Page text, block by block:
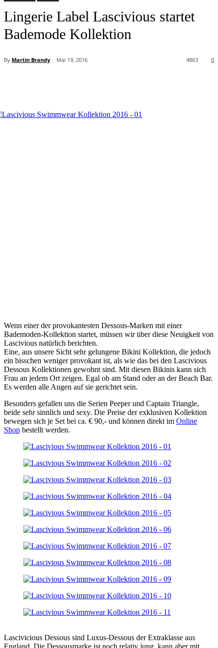
Lingerie Label Lascivious startet
Bademode Kollektion
By Martin Brandy Mai 19, 2016 0
4863
Wenn einer der provokantesten Dessous-Marken mit einer
Bademoden-Kollektion startet, müssen wir über diese Neuigkeit von
Lascivious natürlich berichten.
Eine, aus unsere Sicht sehr gelungene Bikini Kollektion, die jedoch
ein bisschen weniger provokant ist, als wie das bei den Lascivious
Dessous Kollektionen gewohnt sind. Mit diesen Bikinis kann sich
Frau an jedem Ort zeigen. Egal ob am Stand oder an der Beach Bar.
Es werden alle Augen auf sie gerichtet sein.
Besonders gefallen uns die Serien Peeper und Captain Triangle,
beide sehr sinnlich und sexy. Die Preise der exklusiven Kollektion
bewegen sich je Set bei ca. € 90,- und können direkt im Online
Shop bestellt werden.
Lascivicious Dessous sind Luxus-Dessous der Extraklasse aus
England. Die Dessousmarke ist noch relativ jung, kann aber mit